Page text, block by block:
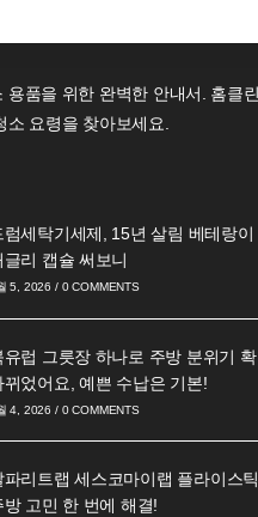
용품을 위한 완벽한 안내서. 홈클
소 요령을 찾아보세요.
럼세탁기세제, 15년 살림 베테랑이
글리 캡슐 써보니
5, 2026 / 0 COMMENTS
유럽 그릇장 하나로 주방 분위기 확
뀌었어요, 예쁜 수납은 기본!
4, 2026 / 0 COMMENTS
파리트랩 세스코마이랩 플라이스
방 고민 한 번에 해결!